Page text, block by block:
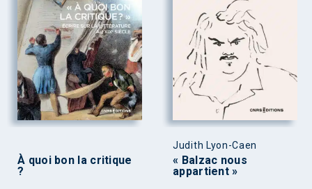
À quoi bon la critique
?
Judith Lyon-Caen
« Balzac nous
appartient »